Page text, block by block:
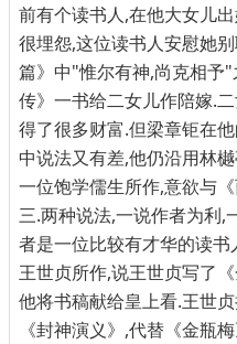
前有个读书人,在他大女儿
很埋怨,这位读书人安慰她
篇》中"惟尔有神,尚克相予
传》一书给二女儿作陪嫁.
得了很多财富.但梁章钜在
中说法又有差,他仍沿用林
一位饱学儒生所作,意欲与
三.两种说法,一说作者为利,
者是一位比较有才华的读
王世贞所作,说王世贞写了
他将书稿献给皇上看.王世
《封神演义》,代替《金瓶